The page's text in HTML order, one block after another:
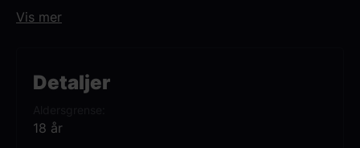
Detaljer
18 år
revolusjonerende innflytelsen musikken
Vis mer